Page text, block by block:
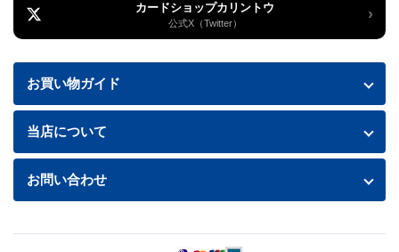
カードショップカリントウ
公式X（Twitter） ›
お買い物ガイド
お買い物ガイド
送料・配送について
お支払い方法
当店について
特定商取引法に基づく表記
お問い合わせ